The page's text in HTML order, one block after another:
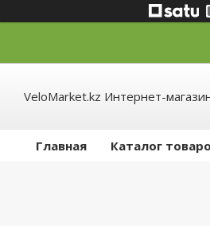
VeloMarket.kz Интернет-
Главная Каталог